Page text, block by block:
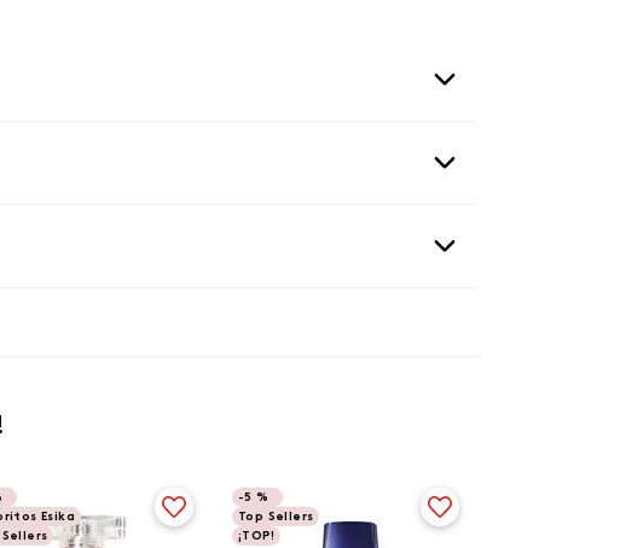
Esika
Sellers
-5 %
Top Sellers
¡TOP!